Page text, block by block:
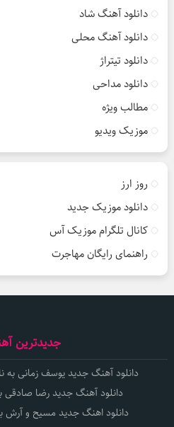
دانلود آهنگ شاد
دانلود آهنگ محلی
دانلود تیتراژ
دانلود مداحی
مطالب ویژه
موزیک ویدیو
روز ارز
دانلود موزیک جدید
کانال تلگرام موزیک آس
راهنمای رایگان مهاجرت
جدیدترین
دانلود آهنگ جدید یوسف زمانی به
دانلود آهنگ جدید رضا
دانلود اهنگ جدید مسیح و آرش